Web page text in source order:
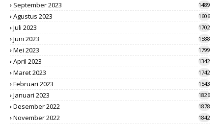
September 2023 1489
Agustus 2023 1606
Juli 2023 1702
Juni 2023 1588
Mei 2023 1799
April 2023 1342
Maret 2023 1742
Februari 2023 1543
Januari 2023 1826
Desember 2022 1878
November 2022 1842